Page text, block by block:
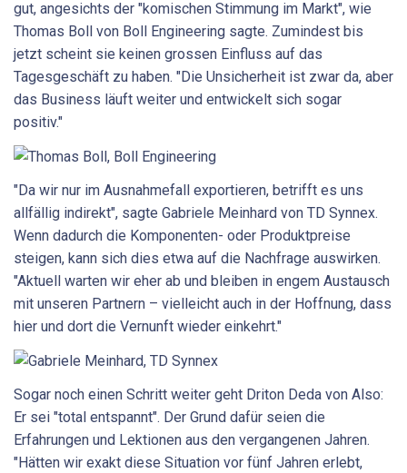
gut, angesichts der "komischen Stimmung im Markt", wie
Thomas Boll von Boll Engineering sagte. Zumindest bis
jetzt scheint sie keinen grossen Einfluss auf das
Tagesgeschäft zu haben. "Die Unsicherheit ist zwar da, aber
das Business läuft weiter und entwickelt sich sogar
positiv."
"Da wir nur im Ausnahmefall exportieren, betrifft es uns
allfällig indirekt", sagte Gabriele Meinhard von TD Synnex.
Wenn dadurch die Komponenten- oder Produktpreise
steigen, kann sich dies etwa auf die Nachfrage auswirken.
"Aktuell warten wir eher ab und bleiben in engem Austausch
mit unseren Partnern – vielleicht auch in der Hoffnung, dass
hier und dort die Vernunft wieder einkehrt."
Sogar noch einen Schritt weiter geht Driton Deda von Also:
Er sei "total entspannt". Der Grund dafür seien die
Erfahrungen und Lektionen aus den vergangenen Jahren.
"Hätten wir exakt diese Situation vor fünf Jahren erlebt,